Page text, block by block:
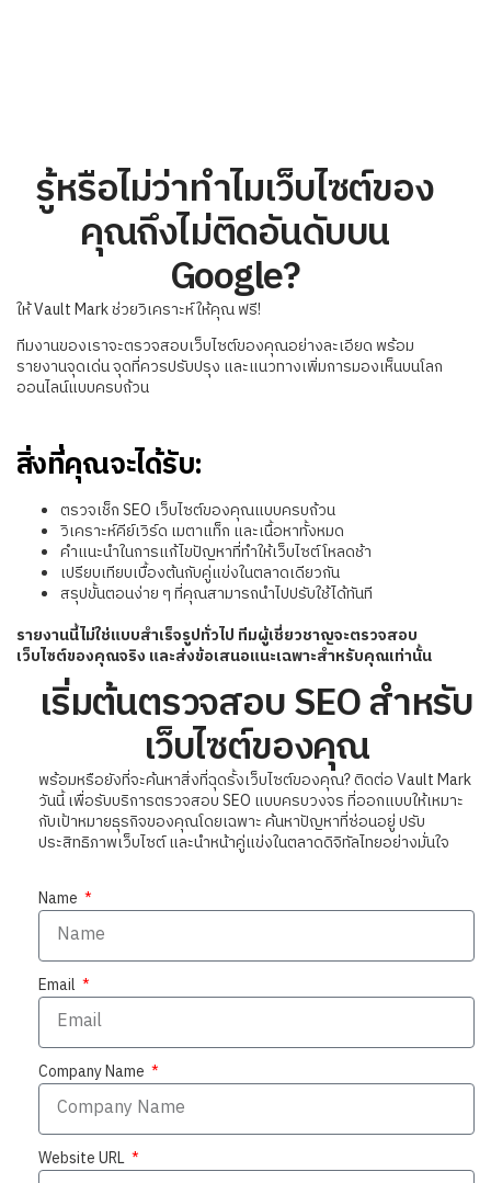
รู้หรือไม่ว่าทำไมเว็บไซต์ของ
คุณถึงไม่ติดอันดับบน
Google?
ให้ Vault Mark ช่วยวิเคราะห์ให้คุณ ฟรี!
ทีมงานของเราจะตรวจสอบเว็บไซต์ของคุณอย่างละเอียด พร้อม
รายงานจุดเด่น จุดที่ควรปรับปรุง และแนวทางเพิ่มการมองเห็นบนโลก
ออนไลน์แบบครบถ้วน
สิ่งที่คุณจะได้รับ:
ตรวจเช็ก SEO เว็บไซต์ของคุณแบบครบถ้วน
วิเคราะห์คีย์เวิร์ด เมตาแท็ก และเนื้อหาทั้งหมด
คำแนะนำในการแก้ไขปัญหาที่ทำให้เว็บไซต์โหลดช้า
เปรียบเทียบเบื้องต้นกับคู่แข่งในตลาดเดียวกัน
สรุปขั้นตอนง่าย ๆ ที่คุณสามารถนำไปปรับใช้ได้ทันที
รายงานนี้ไม่ใช่แบบสำเร็จรูปทั่วไป ทีมผู้เชี่ยวชาญจะตรวจสอบ
เว็บไซต์ของคุณจริง และส่งข้อเสนอแนะเฉพาะสำหรับคุณเท่านั้น
เริ่มต้นตรวจสอบ SEO สำหรับ
เว็บไซต์ของคุณ
พร้อมหรือยังที่จะค้นหาสิ่งที่ฉุดรั้งเว็บไซต์ของคุณ? ติดต่อ Vault Mark
วันนี้ เพื่อรับบริการตรวจสอบ SEO แบบครบวงจร ที่ออกแบบให้เหมาะ
กับเป้าหมายธุรกิจของคุณโดยเฉพาะ ค้นหาปัญหาที่ซ่อนอยู่ ปรับ
ประสิทธิภาพเว็บไซต์ และนำหน้าคู่แข่งในตลาดดิจิทัลไทยอย่างมั่นใจ
Name
Email
Company Name
Website URL